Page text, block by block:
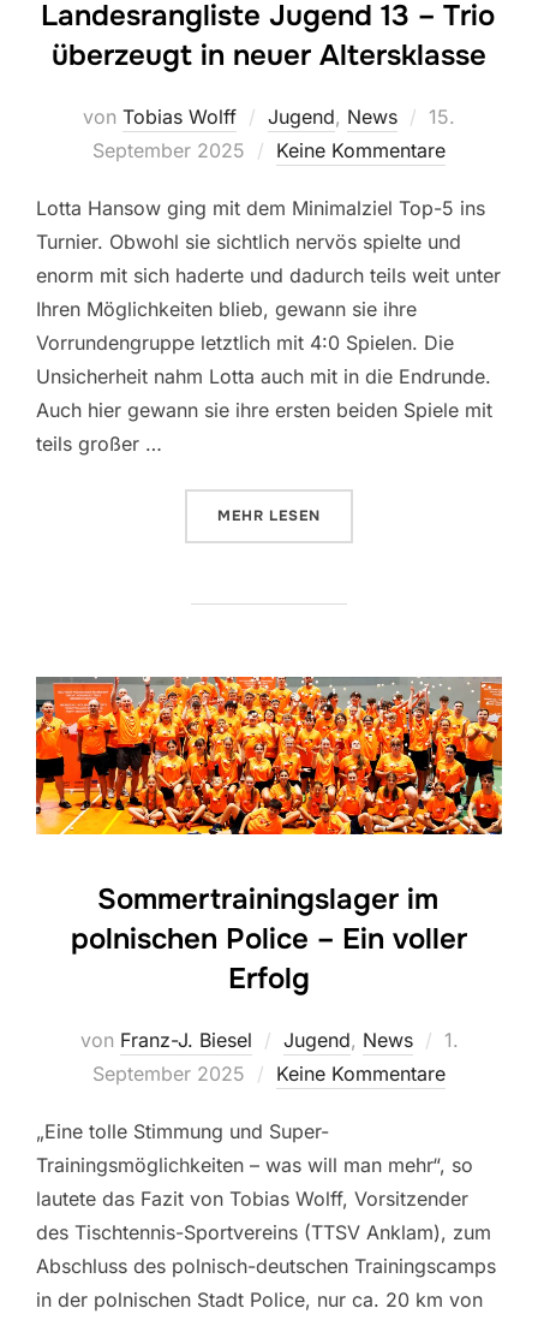
Landesrangliste Jugend 13 – Trio
überzeugt in neuer Altersklasse
von Tobias Wolff Jugend, News
am
15.
September 2025
Keine Kommentare
Lotta Hansow ging mit dem Minimalziel Top-5 ins
Turnier. Obwohl sie sichtlich nervös spielte und
enorm mit sich haderte und dadurch teils weit unter
Ihren Möglichkeiten blieb, gewann sie ihre
Vorrundengruppe letztlich mit 4:0 Spielen. Die
Unsicherheit nahm Lotta auch mit in die Endrunde.
Auch hier gewann sie ihre ersten beiden Spiele mit
teils großer …
MEHR ÜBER „LANDESRANGLISTE
LESEN
Sommertrainingslager im
polnischen Police – Ein voller
Erfolg
von Franz-J. Biesel Jugend, News
am
1.
September 2025
Keine Kommentare
„Eine tolle Stimmung und Super-
Trainingsmöglichkeiten – was will man mehr“, so
lautete das Fazit von Tobias Wolff, Vorsitzender
des Tischtennis-Sportvereins (TTSV Anklam), zum
Abschluss des polnisch-deutschen Trainingscamps
in der polnischen Stadt Police, nur ca. 20 km von